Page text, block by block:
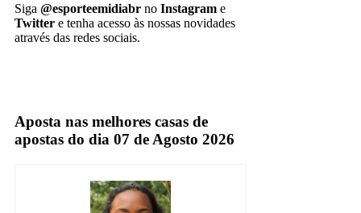
Siga @esporteemidiabr no Instagram e
Twitter e tenha acesso às nossas novidades
através das redes sociais.
Aposta nas melhores casas de
apostas do dia 07 de Agosto 2026